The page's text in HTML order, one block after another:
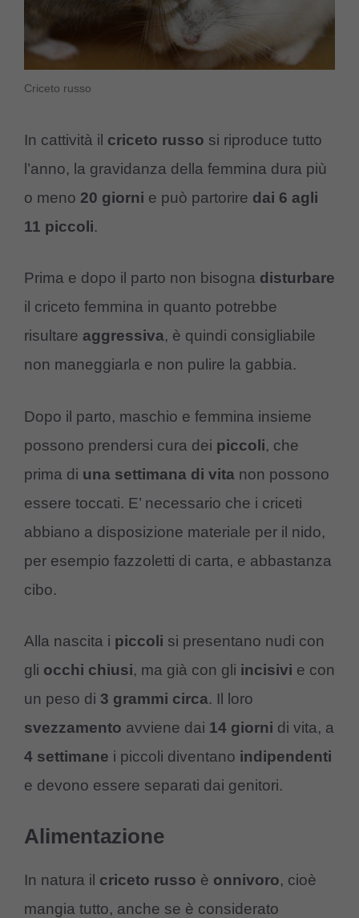
Criceto russo
In cattività il criceto russo si riproduce tutto
l’anno, la gravidanza della femmina dura più
o meno 20 giorni e può partorire dai 6 agli
11 piccoli.
Prima e dopo il parto non bisogna disturbare
il criceto femmina in quanto potrebbe
risultare aggressiva, è quindi consigliabile
non maneggiarla e non pulire la gabbia.
Dopo il parto, maschio e femmina insieme
possono prendersi cura dei piccoli, che
prima di una settimana di vita non possono
essere toccati. E’ necessario che i criceti
abbiano a disposizione materiale per il nido,
per esempio fazzoletti di carta, e abbastanza
cibo.
Alla nascita i piccoli si presentano nudi con
gli occhi chiusi, ma già con gli incisivi e con
un peso di 3 grammi circa. Il loro
svezzamento avviene dai 14 giorni di vita, a
4 settimane i piccoli diventano indipendenti
e devono essere separati dai genitori.
Alimentazione
In natura il criceto russo è onnivoro, cioè
mangia tutto, anche se è considerato